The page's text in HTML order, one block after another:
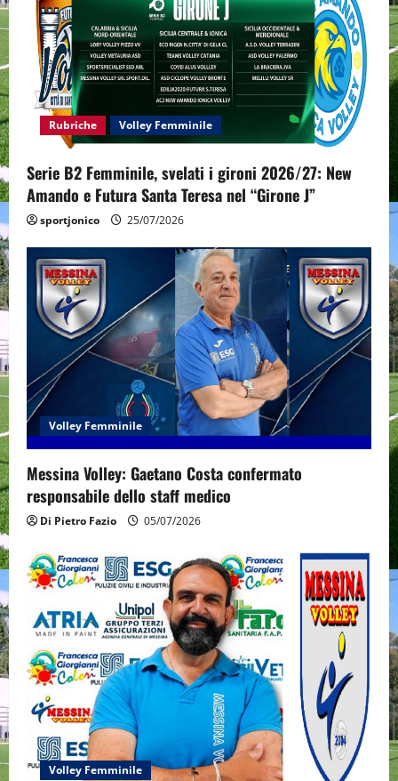
g
t
o
n
Rubriche Volley Femminile
Serie B2 Femminile, svelati i gironi 2026/27: New
Amando e Futura Santa Teresa nel “Girone J”
sportjonico 25/07/2026
Volley Femminile
Messina Volley: Gaetano Costa confermato
responsabile dello staff medico
Di Pietro Fazio 05/07/2026
Volley Femminile